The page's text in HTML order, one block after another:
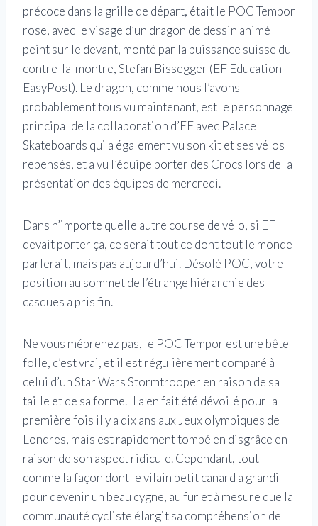
précoce dans la grille de départ, était le POC Tempor
rose, avec le visage d’un dragon de dessin animé
peint sur le devant, monté par la puissance suisse du
contre-la-montre, Stefan Bissegger (EF Education
EasyPost). Le dragon, comme nous l’avons
probablement tous vu maintenant, est le personnage
principal de la collaboration d’EF avec Palace
Skateboards qui a également vu son kit et ses vélos
repensés, et a vu l’équipe porter des Crocs lors de la
présentation des équipes de mercredi.
Dans n’importe quelle autre course de vélo, si EF
devait porter ça, ce serait tout ce dont tout le monde
parlerait, mais pas aujourd’hui. Désolé POC, votre
position au sommet de l’étrange hiérarchie des
casques a pris fin.
Ne vous méprenez pas, le POC Tempor est une bête
folle, c’est vrai, et il est régulièrement comparé à
celui d’un Star Wars Stormtrooper en raison de sa
taille et de sa forme. Il a en fait été dévoilé pour la
première fois il y a dix ans aux Jeux olympiques de
Londres, mais est rapidement tombé en disgrâce en
raison de son aspect ridicule. Cependant, tout
comme la façon dont le vilain petit canard a grandi
pour devenir un beau cygne, au fur et à mesure que la
communauté cycliste élargit sa compréhension de